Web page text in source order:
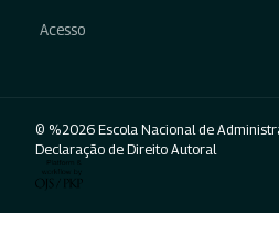
Acesso
© %2026 Escola Nacional de
Declaração de Direito Autoral